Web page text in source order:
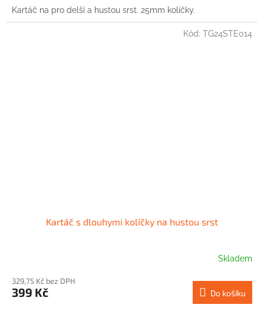
Kartáč na pro delší a hustou srst. 25mm kolíčky.
Kartáč s dlouhymi kolíčky na hustou srst
Skladem
329,75 Kč bez DPH
399 Kč Do košíku
Kód: TG24STE014